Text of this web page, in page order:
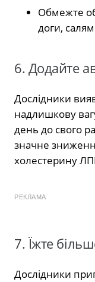
Обмежте
доги,
6. Додайте
Дослідники
надлишкову
день до свого
значне
холестерину
РЕКЛАМА
7. Їжте
Дослідники